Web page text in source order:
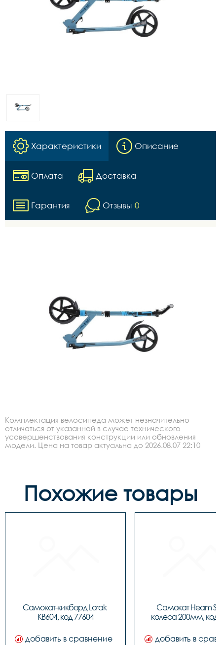
Характеристики Описание
Оплата Доставка
Гарантия Отзывы 0
Комплектация велосипеда может незначительно
отличаться от указанной в случае технического
усовершенствования конструкции или обновления
модели. Цена на товар актуальна до 2026.08.07 22:10
Похожие товары
Самокат-кикборд Lorak
KB604, код 77604
добавить в сравнение
Самокат Heam
колеса 200мм, код
добавить в